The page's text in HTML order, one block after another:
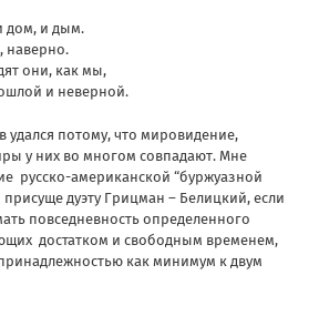
дом, и дым.
наверно.
они, как мы,
и неверной.
удался потому, что мировидение,
у них во многом совпадают. Мне
русско-американской “буржуазной
присуще дуэту Грицман – Белицкий, если
повседневность определенного
достатком и свободным временем,
как минимум к двум